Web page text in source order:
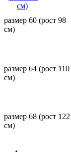
размер 60 (рост 98
см)
размер 64 (рост 110
см)
размер 68 (рост 122
см)